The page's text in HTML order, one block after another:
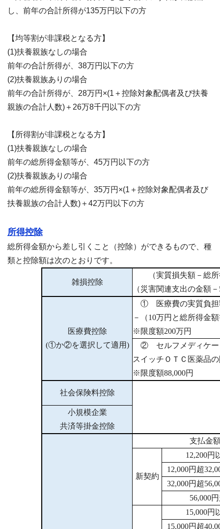
し、前年の合計所得が135万円以下の方
【均等割が非課税となる方】
(1)扶養親族なしの場合
前年の合計所得が、38万円以下の方
(2)扶養親族ありの場合
前年の合計所得が、28万円×(1＋控除対象配偶者及び扶養
親族の合計人数)＋26万8千円以下の方
【所得割が非課税となる方】
(1)扶養親族なしの場合
前年の総所得金額等が、45万円以下の方
(2)扶養親族ありの場合
前年の総所得金額等が、35万円×(1＋控除対象配偶者及び
扶養親族の合計人数)＋42万円以下の方
所得控除
総所得金額から差し引くこと（控除）ができるもので、種
類と控除額は次のとおりです。
雑損控除
（実質損失額－総所
（災害関連支出の金額
医療費控除
(①か②を選択して適用)
① 医療費の実質負
－（10万円と総所得金
※限度額200万円
② セルフメディケー
スイッチＯＴＣ医薬品
※限度額88,000円
社会保険料控除
小規模企業
共済等掛金控除
支払金
新契約
12,200円
12,000円超
32,000円超
56,000
15,000円
15,000円超